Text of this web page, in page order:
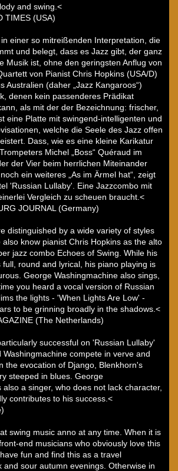
and swing.<
TIMES (USA)
einer so mitreißenden Interpretation, die
und belegt, dass es Jazz gibt, der ganz
Musik ist, ohne den geringsten Anflug von
von Pianist Chris Hopkins (USA/D)
Australien (daher „Jazz Kangaroos“)
denen kein passenderes Prädikat
als mit der der Bezeichnung: frischer,
eine Platte mit swingend-intelligenten und
welche die Seele des Jazz offen
Dass, wie es eine kleine Karikatur
Michel „Boss“ Quéraud im
der Vier beim herrlichen Miteinander
ein weiteres „As im Ärmel hat“, zeigt
'Russian Lullaby'. Eine Jazzcombo mit
Vergleich zu scheuen braucht.<
JOURNAL (Germany)
distinguished by a wide variety of styles
know pianist Chris Hopkins as the alto
jazz combo Echoes of Swing. While his
round and lyrical, his piano playing is
George Washingmachine also sings,
you heard a vocal version of Russian
the lights - 'When Lights Are Low' -
to be grinning broadly in the shadows.<
(The Netherlands)
successful on 'Russian Lullaby'
Washingmachine compete in verve and
the evocation of Django, Blenkhorn's
steeped in blues. George
also a singer, who does not lack character,
contributes to his success.<
swing music anno at any time. When it is
end musicians who obviously love this
fun and find this as a travel
and sour autumn evenings. Otherwise in